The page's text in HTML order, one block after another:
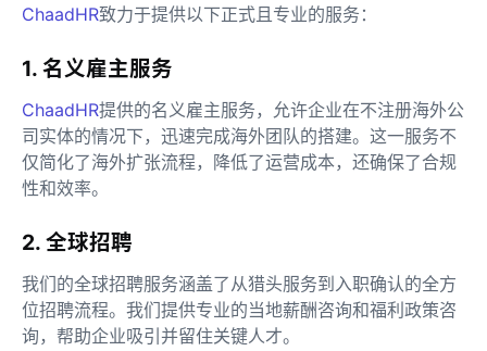
ChaadHR致力于提供以下正式且专业的服务：
1. 名义雇主服务
ChaadHR提供的名义雇主服务，允许企业在不注册海外公
司实体的情况下，迅速完成海外团队的搭建。这一服务不
仅简化了海外扩张流程，降低了运营成本，还确保了合规
性和效率。
2. 全球招聘
我们的全球招聘服务涵盖了从猎头服务到入职确认的全方
位招聘流程。我们提供专业的当地薪酬咨询和福利政策咨
询，帮助企业吸引并留住关键人才。